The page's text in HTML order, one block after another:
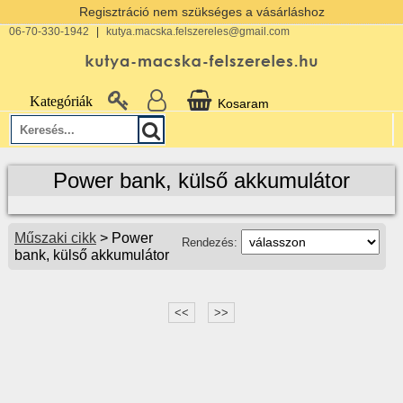
Regisztráció nem szükséges a vásárláshoz
06-70-330-1942 kutya.macska.felszereles@gmail.com
Kategóriák Kosaram
Power bank, külső akkumulátor
Rendezés:
Műszaki cikk> Power
bank, külső akkumulátor
<< >>